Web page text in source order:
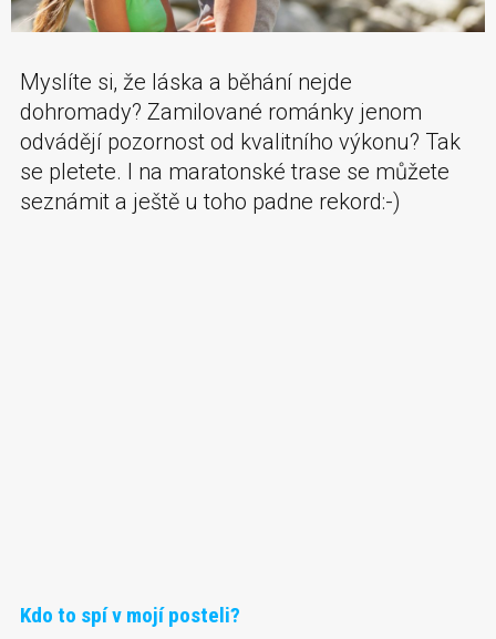
Myslíte si, že láska a běhání nejde
dohromady? Zamilované románky jenom
odvádějí pozornost od kvalitního výkonu? Tak
se pletete. I na maratonské trase se můžete
seznámit a ještě u toho padne rekord:-)
Kdo to spí v mojí posteli?